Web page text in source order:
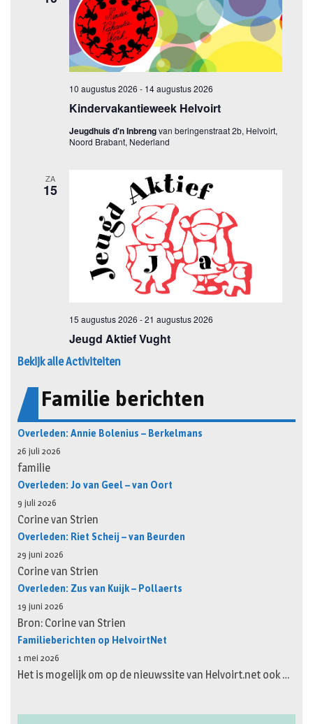
Bekijk alle Activiteiten
Familie berichten
Overleden: Annie Bolenius – Berkelmans
26 juli 2026
familie
Overleden: Jo van Geel – van Oort
9 juli 2026
Corine van Strien
Overleden: Riet Scheij – van Beurden
29 juni 2026
Corine van Strien
Overleden: Zus van Kuijk – Pollaerts
19 juni 2026
Bron: Corine van Strien
Familieberichten op HelvoirtNet
1 mei 2026
Het is mogelijk om op de nieuwssite van Helvoirt.net ook …